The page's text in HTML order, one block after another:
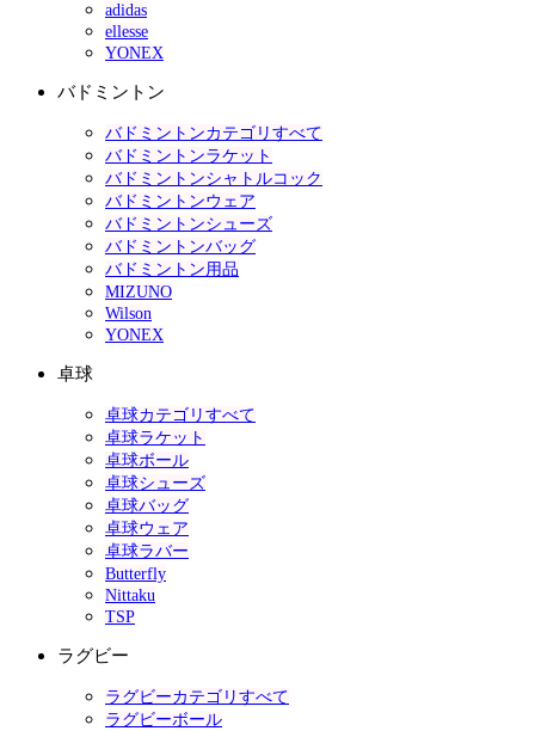
adidas
ellesse
YONEX
バドミントン
バドミントンカテゴリすべて
バドミントンラケット
バドミントンシャトルコック
バドミントンウェア
バドミントンシューズ
バドミントンバッグ
バドミントン用品
MIZUNO
Wilson
YONEX
卓球
卓球カテゴリすべて
卓球ラケット
卓球ボール
卓球シューズ
卓球バッグ
卓球ウェア
卓球ラバー
Butterfly
Nittaku
TSP
ラグビー
ラグビーカテゴリすべて
ラグビーボール